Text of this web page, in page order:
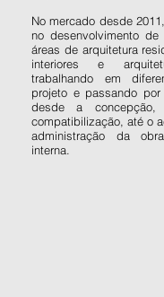
No mercado desde
no desenvolvimento
áreas de arquitetura
interiores e
trabalhando em
projeto e passando
desde a concepção,
compatibilização, até o
administração da
interna.